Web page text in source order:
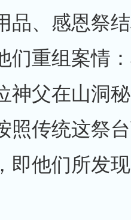
品、感恩祭
们重组案情
神父在山洞
照传统这祭
即他们所发